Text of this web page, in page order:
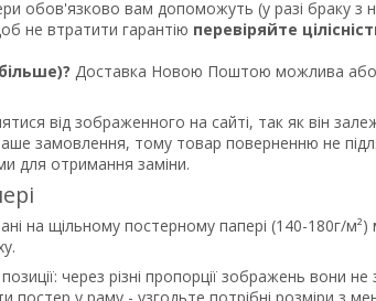
обов'язково вам допоможуть (у разі браку з
не втратити гарантію перевіряйте
Доставка Новою Поштою можлива або
від зображенного на сайті, так як він
замовлення, тому товар поверненню не
для отримання заміни.
на щільному постерному папері (140-180г/
через різні пропорції зображень